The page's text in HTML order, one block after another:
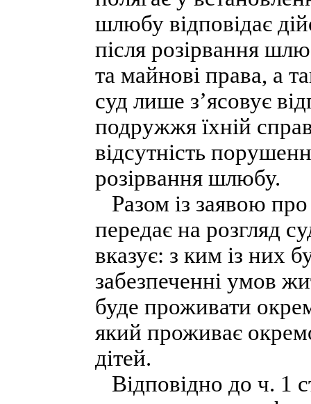
шлюбу відповідає
після розірвання
та майнові права, а
суд лише з’ясовує
подружжя їхній
відсутність
розірвання шлюбу.
Разом із заявою
передає на розгляд
вказує: з ким із них
забезпеченні умов
буде проживати
який проживає
дітей.
Відповідно до ч. 1